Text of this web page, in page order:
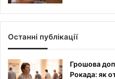
Останні публікації
Грошова
Рокада: як